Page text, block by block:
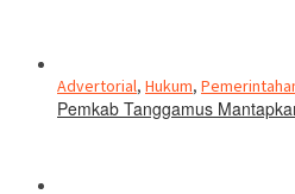
Advertorial, Hukum,
Pemkab Tanggamus